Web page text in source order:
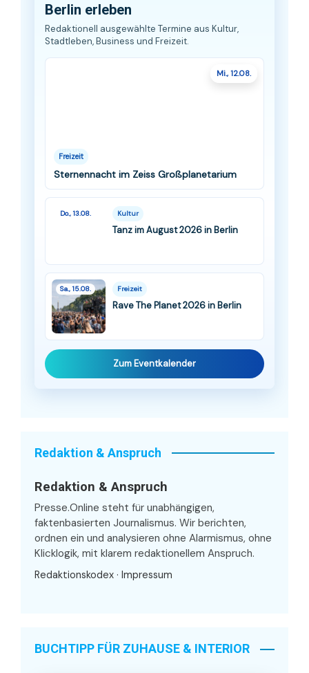
Berlin erleben
Redaktionell ausgewählte Termine aus Kultur,
Stadtleben, Business und Freizeit.
Mi., 12.08.
Freizeit
Sternennacht im Zeiss Großplanetarium
Do., 13.08. Kultur
Tanz im August 2026 in Berlin
Sa., 15.08. Freizeit
Rave The Planet 2026 in Berlin
Zum Eventkalender
Redaktion & Anspruch
Redaktion & Anspruch
Presse.Online steht für unabhängigen,
faktenbasierten Journalismus. Wir berichten,
ordnen ein und analysieren ohne Alarmismus, ohne
Klicklogik, mit klarem redaktionellem Anspruch.
Redaktionskodex · Impressum
BUCHTIPP FÜR ZUHAUSE & INTERIOR